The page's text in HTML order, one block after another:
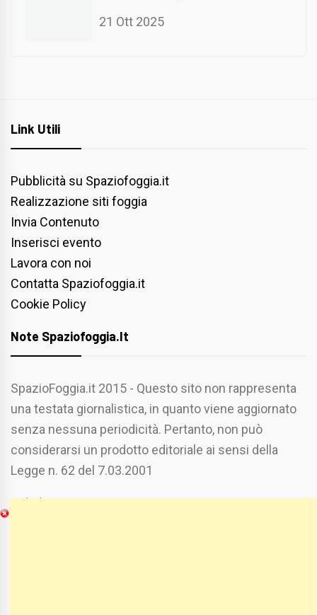
21 Ott 2025
Link Utili
Pubblicità su Spaziofoggia.it
Realizzazione siti foggia
Invia Contenuto
Inserisci evento
Lavora con noi
Contatta Spaziofoggia.it
Cookie Policy
Note Spaziofoggia.it
SpazioFoggia.it 2015 - Questo sito non rappresenta
una testata giornalistica, in quanto viene aggiornato
senza nessuna periodicità. Pertanto, non può
considerarsi un prodotto editoriale ai sensi della
Legge n. 62 del 7.03.2001
Chi Siamo